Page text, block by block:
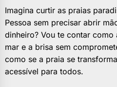
Imagina curtir as praias
Pessoa sem precisar abrir
dinheiro? Vou te contar
mar e a brisa sem
como se a praia se
acessível para todos.